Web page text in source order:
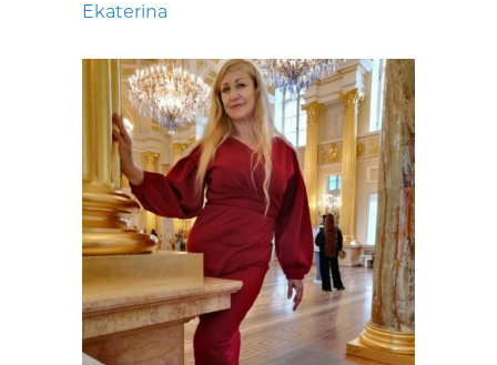
Ekaterina